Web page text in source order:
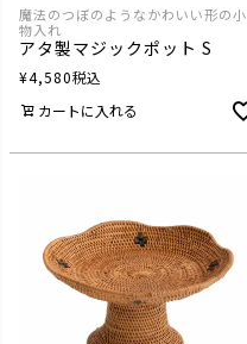
魔法のつぼのようなかわいい形の小
物入れ
アタ製マジックポット S
¥4,580税込
カートに入れる